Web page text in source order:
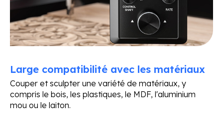
Large compatibilité avec les matériaux
Couper et sculpter une variété de matériaux, y
compris le bois, les plastiques, le MDF, l'aluminium
mou ou le laiton.